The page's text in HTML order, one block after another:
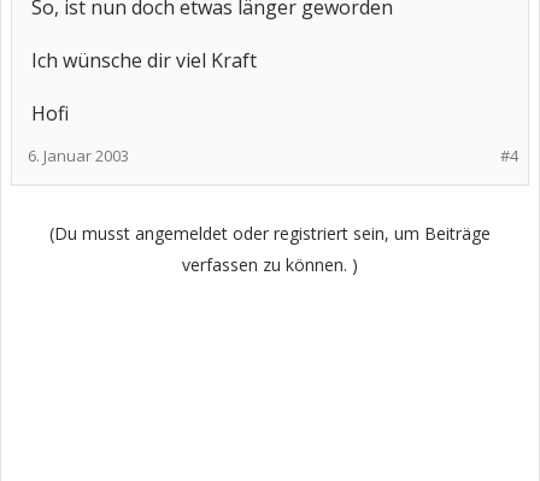
So, ist nun doch etwas länger geworden
Ich wünsche dir viel Kraft
Hofi
#4
6. Januar 2003
(Du musst angemeldet oder registriert sein, um Beiträge
verfassen zu können. )